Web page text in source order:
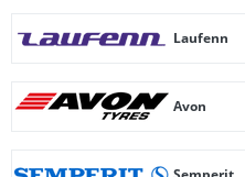
Laufenn
Avon